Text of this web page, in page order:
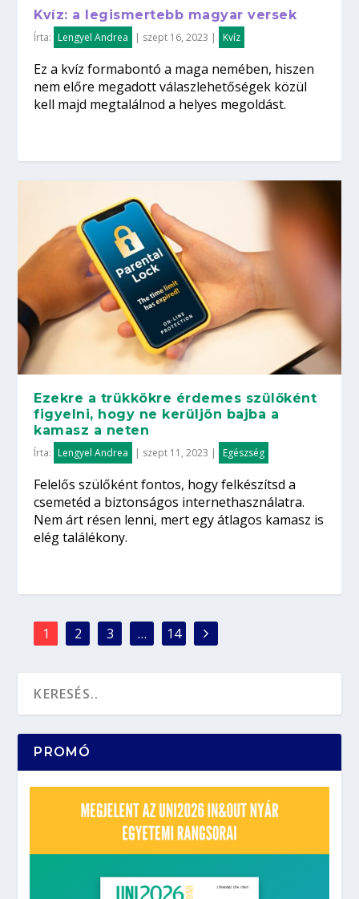
Kvíz: a legismertebb magyar versek
Írta: Lengyel Andrea | szept 16, 2023 | Kvíz
Ez a kvíz formabontó a maga nemében, hiszen
nem előre megadott válaszlehetőségek közül
kell majd megtalálnod a helyes megoldást.
Ezekre a trükkökre érdemes szülőként
figyelni, hogy ne kerüljön bajba a
kamasz a neten
Írta: Lengyel Andrea | szept 11, 2023 | Egészség
Felelős szülőként fontos, hogy felkészítsd a
csemetéd a biztonságos internethasználatra.
Nem árt résen lenni, mert egy átlagos kamasz is
elég találékony.
1 2 3 … 14
PROMÓ